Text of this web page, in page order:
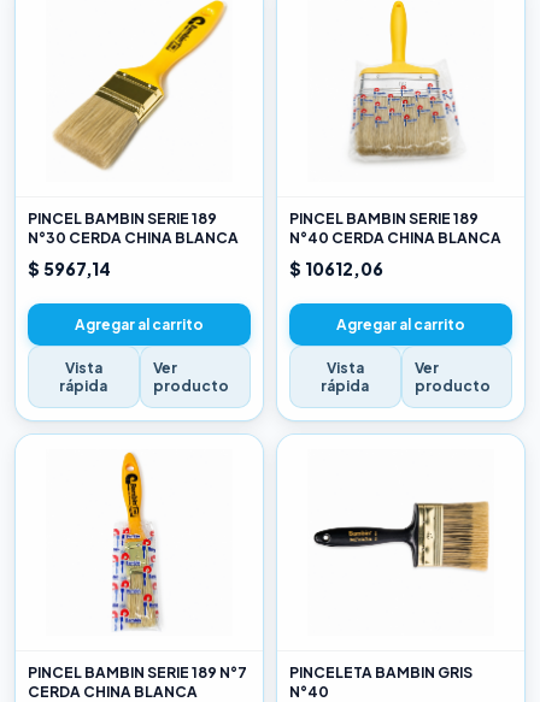
PINCEL BAMBIN SERIE 189
N°30 CERDA CHINA BLANCA
$ 5967,14
Agregar al carrito
Vista
rápida
Ver
producto
PINCEL BAMBIN SERIE 189
N°40 CERDA CHINA BLANCA
$ 10612,06
Agregar al carrito
Vista
rápida
Ver
producto
PINCEL BAMBIN SERIE 189 N°7
CERDA CHINA BLANCA
PINCELETA BAMBIN GRIS
N°40